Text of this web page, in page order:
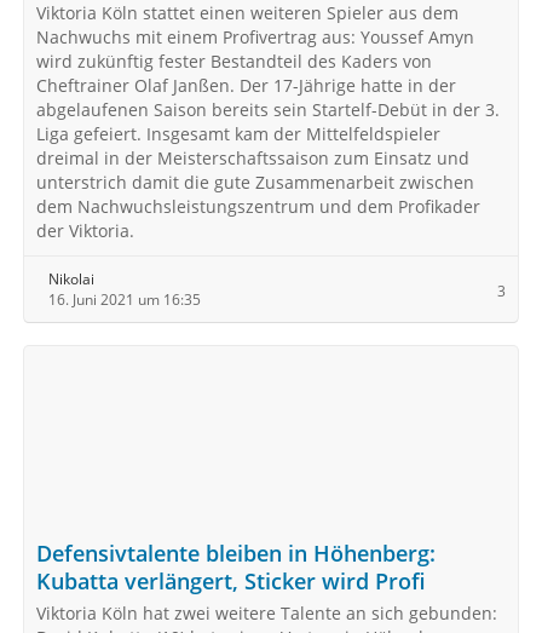
Viktoria Köln stattet einen weiteren Spieler aus dem
Nachwuchs mit einem Profivertrag aus: Youssef Amyn
wird zukünftig fester Bestandteil des Kaders von
Cheftrainer Olaf Janßen. Der 17-Jährige hatte in der
abgelaufenen Saison bereits sein Startelf-Debüt in der 3.
Liga gefeiert. Insgesamt kam der Mittelfeldspieler
dreimal in der Meisterschaftssaison zum Einsatz und
unterstrich damit die gute Zusammenarbeit zwischen
dem Nachwuchsleistungszentrum und dem Profikader
der Viktoria.
Nikolai
16. Juni 2021 um 16:35
3
Defensivtalente bleiben in Höhenberg:
Kubatta verlängert, Sticker wird Profi
Viktoria Köln hat zwei weitere Talente an sich gebunden: